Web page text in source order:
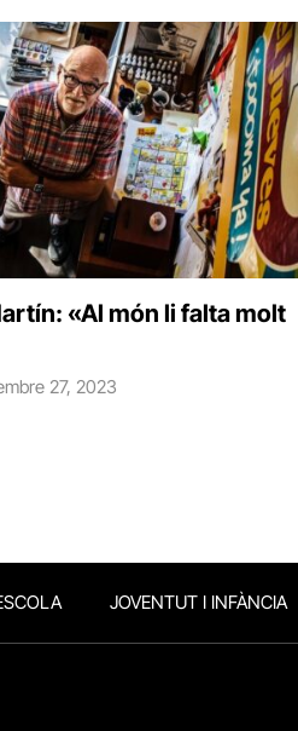
«Al món li falta molt
27, 2023
JOVENTUT I INFÀNCIA